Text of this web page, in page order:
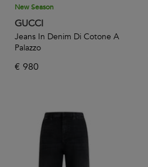
New Season
GUCCI
Jeans In Denim Di Cotone A
Palazzo
€ 980